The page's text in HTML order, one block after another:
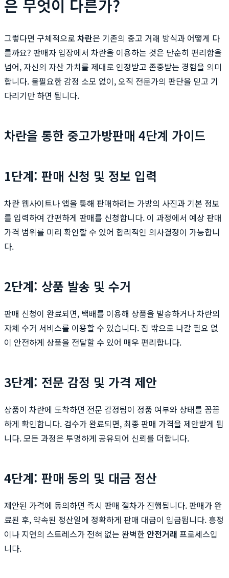
은 무엇이 다른가?
그렇다면 구체적으로 차란은 기존의 중고 거래 방식과 어떻게 다
를까요? 판매자 입장에서 차란을 이용하는 것은 단순히 편리함을
넘어, 자신의 자산 가치를 제대로 인정받고 존중받는 경험을 의미
합니다. 불필요한 감정 소모 없이, 오직 전문가의 판단을 믿고 기
다리기만 하면 됩니다.
차란을 통한 중고가방판매 4단계 가이드
1단계: 판매 신청 및 정보 입력
차란 웹사이트나 앱을 통해 판매하려는 가방의 사진과 기본 정보
를 입력하여 간편하게 판매를 신청합니다. 이 과정에서 예상 판매
가격 범위를 미리 확인할 수 있어 합리적인 의사결정이 가능합니
다.
2단계: 상품 발송 및 수거
판매 신청이 완료되면, 택배를 이용해 상품을 발송하거나 차란의
자체 수거 서비스를 이용할 수 있습니다. 집 밖으로 나갈 필요 없
이 안전하게 상품을 전달할 수 있어 매우 편리합니다.
3단계: 전문 감정 및 가격 제안
상품이 차란에 도착하면 전문 감정팀이 정품 여부와 상태를 꼼꼼
하게 확인합니다. 검수가 완료되면, 최종 판매 가격을 제안받게 됩
니다. 모든 과정은 투명하게 공유되어 신뢰를 더합니다.
4단계: 판매 동의 및 대금 정산
제안된 가격에 동의하면 즉시 판매 절차가 진행됩니다. 판매가 완
료된 후, 약속된 정산일에 정확하게 판매 대금이 입금됩니다. 흥정
이나 지연의 스트레스가 전혀 없는 완벽한 안전거래 프로세스입
니다.